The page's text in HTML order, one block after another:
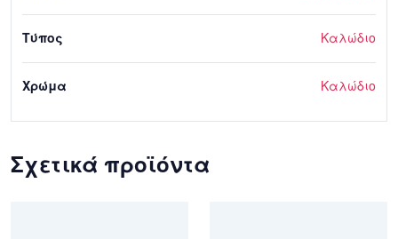
Τύπος Καλώδιο
Χρώμα Καλώδιο
Σχετικά προϊόντα